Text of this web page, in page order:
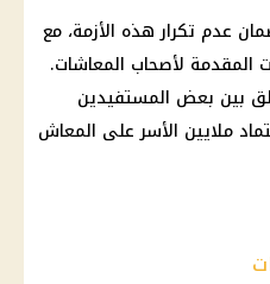
عدم تكرار هذه الأزمة، مع
المقدمة لأصحاب المعاشات.
بين بعض المستفيدين
ملايين الأسر على المعاش